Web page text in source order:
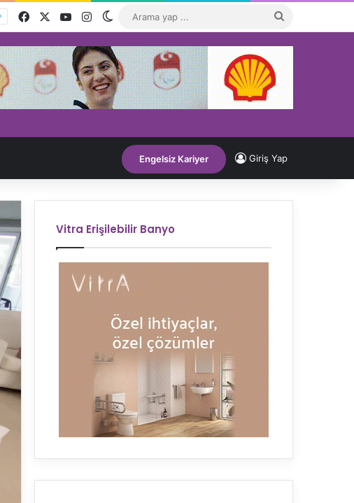
Facebook YouTubeInstagramDış görünümü değiştir
...
Engelsiz Kariyer Giriş Yap
Vitra Erişilebilir Banyo